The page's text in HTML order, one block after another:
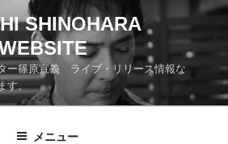
SHINOHARA
ー篠原宣義 ライブ・リリース情報な
す。
メニュー